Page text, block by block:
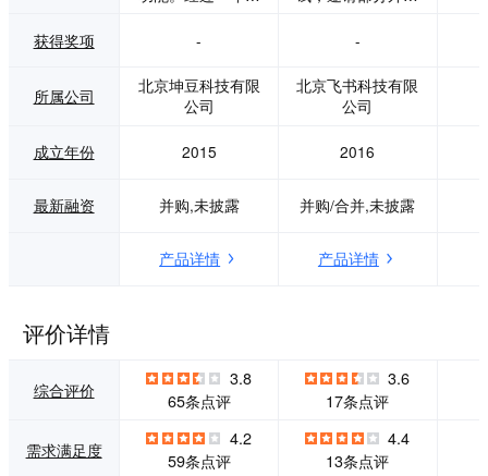
面版于12月1日上
线，移动版于3月2
4日上线。多平台同
和生活提供优秀的
大纲的形式梳理呈
式，可以一键把大
文件的导入和导
出，也支持多种其
他格式(PDF、Wor
d、HTML，图片以
及.MM)导出。在幕
布所写的内容可以
础的新一代效率应
用。它具备表格的
轻盈和业务系统的
协作、信息管理和
自适应团队思维和
业务管理工具。相
管理项目。
获得奖项 - -
所属公司
北京坤豆科技有限
公司
北京飞书科技有限
公司
成立年份 2015 2016
最新融资 并购,未披露 并购/合并,未披露
产品详情 产品详情
评价详情
综合评价
3.8
65条点评
3.6
17条点评
需求满足度
4.2
59条点评
4.4
13条点评